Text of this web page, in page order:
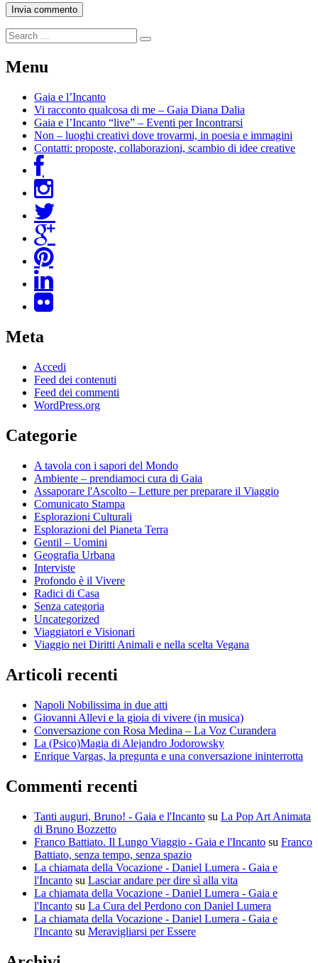
Menu
Gaia e l’Incanto
Vi racconto qualcosa di me – Gaia Diana Dalia
Gaia e l’Incanto “live” – Eventi per Incontrarsi
Non – luoghi creativi dove trovarmi, in poesia e immagini
Contatti: proposte, collaborazioni, scambio di idee creative
Meta
Accedi
Feed dei contenuti
Feed dei commenti
WordPress.org
Categorie
A tavola con i sapori del Mondo
Ambiente – prendiamoci cura di Gaia
Assaporare l'Ascolto – Letture per preparare il Viaggio
Comunicato Stampa
Esplorazioni Culturali
Esplorazioni del Pianeta Terra
Gentil – Uomini
Geografia Urbana
Interviste
Profondo è il Vivere
Radici di Casa
Senza categoria
Uncategorized
Viaggiatori e Visionari
Viaggio nei Diritti Animali e nella scelta Vegana
Articoli recenti
Napoli Nobilissima in due atti
Giovanni Allevi e la gioia di vivere (in musica)
Conversazione con Rosa Medina – La Voz Curandera
La (Psico)Magia di Alejandro Jodorowsky
Enrique Vargas, la pregunta e una conversazione ininterrotta
Commenti recenti
Tanti auguri, Bruno! - Gaia e l'Incanto su La Pop Art Animata
di Bruno Bozzetto
Franco Battiato. Il Lungo Viaggio - Gaia e l'Incanto su Franco
Battiato, senza tempo, senza spazio
La chiamata della Vocazione - Daniel Lumera - Gaia e
l'Incanto su Lasciar andare per dire sì alla vita
La chiamata della Vocazione - Daniel Lumera - Gaia e
l'Incanto su La Cura del Perdono con Daniel Lumera
La chiamata della Vocazione - Daniel Lumera - Gaia e
l'Incanto su Meravigliarsi per Essere